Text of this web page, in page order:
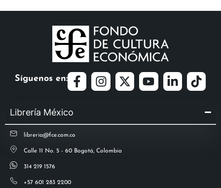
Síguenos en:
Librería México
libreria@fce.com.co
Calle 11 No. 5 - 60 Bogotá, Colombia
314 219 1576
+57 601 283 2200